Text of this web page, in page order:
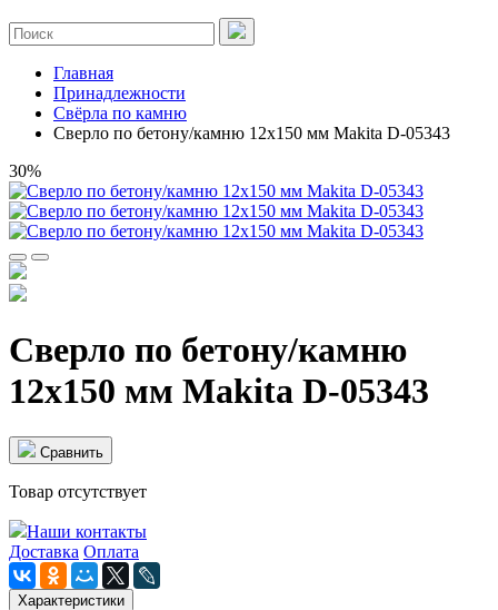
Главная
Принадлежности
Свёрла по камню
Сверло по бетону/камню 12х150 мм Makita D-05343
30%
Сверло по бетону/камню
12х150 мм Makita D-05343
Cравнить
Товар отсутствует
Наши контакты
Доставка Оплата
Характеристики